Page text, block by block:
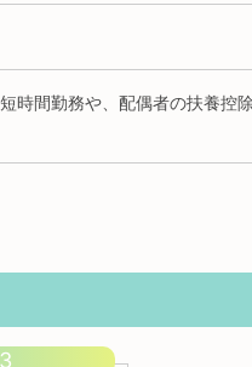
時間勤務や、配偶者の扶養控
3